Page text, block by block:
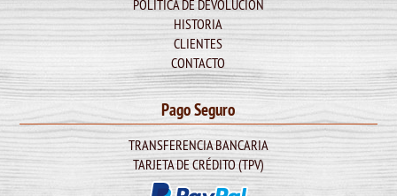
POLÍTICA DE DEVOLUCIÓN
HISTORIA
CLIENTES
CONTACTO
Pago Seguro
TRANSFERENCIA BANCARIA
TARJETA DE CRÉDITO (TPV)